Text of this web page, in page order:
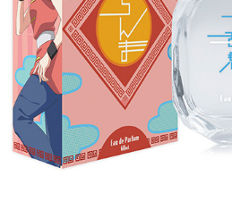
た香水が登場！
ラインナップは乱馬、らんま、あか
です。
発売元：フェアリーテイル株式会社
主な取扱店：フェアリーテイル株式